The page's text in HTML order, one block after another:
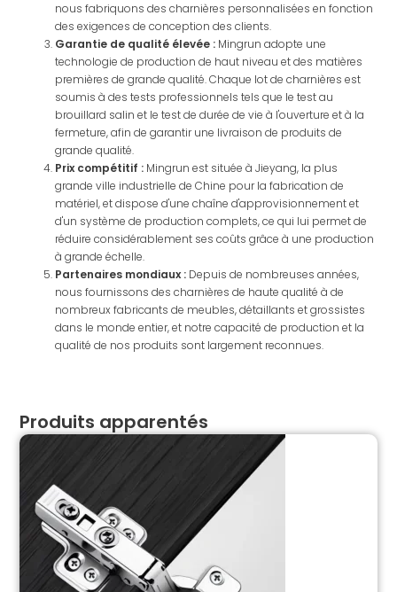
nous fabriquons des charnières personnalisées en fonction
des exigences de conception des clients.
Garantie de qualité élevée : Mingrun adopte une
technologie de production de haut niveau et des matières
premières de grande qualité. Chaque lot de charnières est
soumis à des tests professionnels tels que le test au
brouillard salin et le test de durée de vie à l'ouverture et à la
fermeture, afin de garantir une livraison de produits de
grande qualité.
Prix compétitif : Mingrun est située à Jieyang, la plus
grande ville industrielle de Chine pour la fabrication de
matériel, et dispose d'une chaîne d'approvisionnement et
d'un système de production complets, ce qui lui permet de
réduire considérablement ses coûts grâce à une production
à grande échelle.
Partenaires mondiaux : Depuis de nombreuses années,
nous fournissons des charnières de haute qualité à de
nombreux fabricants de meubles, détaillants et grossistes
dans le monde entier, et notre capacité de production et la
qualité de nos produits sont largement reconnues.
Produits apparentés